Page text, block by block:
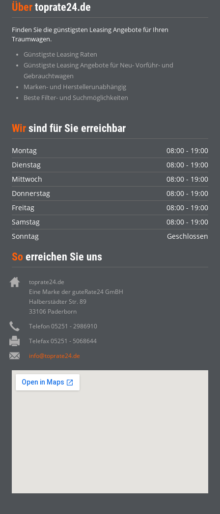
Über toprate24.de
Finden Sie die günstigsten Leasing Angebote für Ihren
Traumwagen.
Günstigste Leasing Raten
Günstigste Leasing Angebote für Neu- Vorführ- und
Gebrauchtwagen
Marken- und Herstellerunabhängig
Beste Filter- und Suchmöglichkeiten
Wir sind für Sie erreichbar
Montag
08:00 - 19:00
Dienstag
08:00 - 19:00
Mittwoch
08:00 - 19:00
Donnerstag
08:00 - 19:00
Freitag
08:00 - 19:00
Samstag
08:00 - 19:00
Sonntag
Geschlossen
So erreichen Sie uns
toprate24.de
Eine Marke der guteRate24 GmBH
Halberstädter Str. 89
33106 Paderborn
Telefon 05251 - 2986910
Telefax 05251 - 5068644
info@toprate24.de